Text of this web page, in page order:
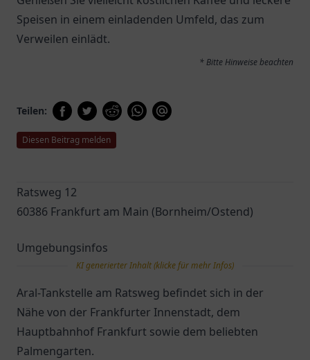
Speisen in einem einladenden Umfeld, das zum
Verweilen einlädt.
* Bitte Hinweise beachten
Teilen:
Diesen Beitrag melden
Ratsweg 12
60386 Frankfurt am Main (Bornheim/Ostend)
Umgebungsinfos
KI generierter Inhalt (klicke für mehr Infos)
Aral-Tankstelle am Ratsweg befindet sich in der
Nähe von der Frankfurter Innenstadt, dem
Hauptbahnhof Frankfurt sowie dem beliebten
Palmengarten.